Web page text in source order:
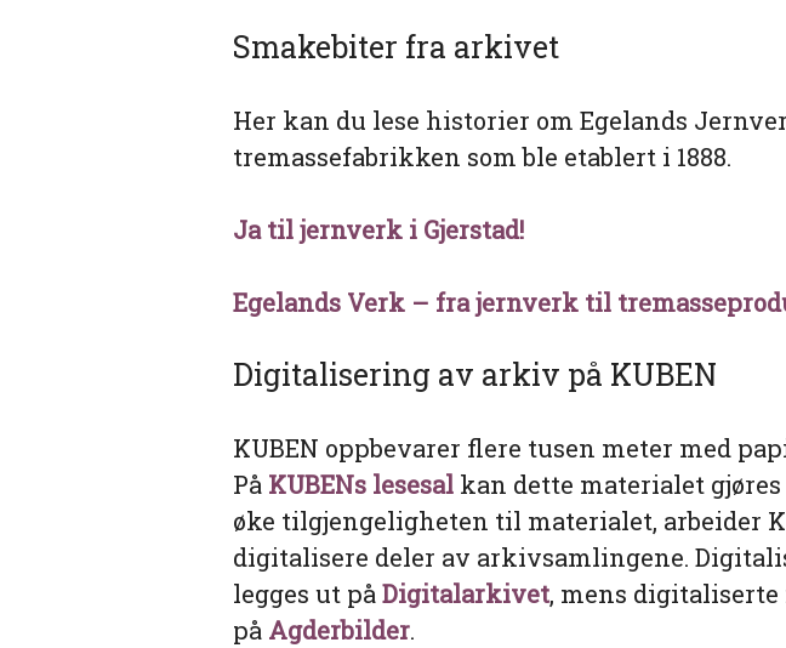
Smakebiter fra arkivet
Her kan du lese historier om Egelands
tremassefabrikken som ble etablert i 1888.
Ja til jernverk i Gjerstad!
Egelands Verk – fra jernverk til
Digitalisering av arkiv på KUBEN
KUBEN oppbevarer flere tusen meter med
På KUBENs lesesal kan dette materialet
øke tilgjengeligheten til materialet, arbeider
digitalisere deler av arkivsamlingene.
legges ut påDigitalarkivet, mens digitaliserte
på Agderbilder.